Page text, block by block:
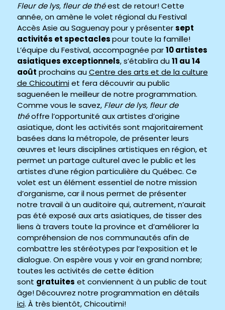
Fleur de lys, fleur de théest de retour! Cette
année, on amène le volet régional du Festival
Accès Asie au Saguenay pour y présentersept
activités et spectaclespour toute la famille!
L’équipe du Festival, accompagnée par10 artistes
asiatiques exceptionnels, s’établira du11 au 14
août prochains auCentre des arts et de la culture
de Chicoutimiet fera découvrir au public
saguenéen le meilleur de notre programmation.
Comme vous le savez, Fleur de lys, fleur de
théoffre l’opportunité aux artistes d’origine
asiatique, dont les activités sont majoritairement
basées dans la métropole, de présenter leurs
œuvres et leurs disciplines artistiques en région, et
permet un partage culturel avec le public et les
artistes d’une région particulière du Québec. Ce
volet est un élément essentiel de notre mission
d’organisme, car il nous permet de présenter
notre travail à un auditoire qui, autrement, n’aurait
pas été exposé aux arts asiatiques, de tisser des
liens à travers toute la province et d’améliorer la
compréhension de nos communautés afin de
combattre les stéréotypes par l’exposition et le
dialogue. On espère vous y voir en grand nombre;
toutes les activités de cette édition
sont gratuites et conviennent à un public de tout
âge! Découvrez notre programmation en détails
ici. À très bientôt, Chicoutimi!